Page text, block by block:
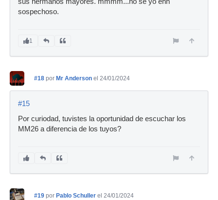
sospechoso.
1
#18 por Mr Anderson el 24/01/2024
#15
Por curiodad, tuvistes la oportunidad de escuchar los
MM26 a diferencia de los tuyos?
#19 por Pablo Schuller el 24/01/2024